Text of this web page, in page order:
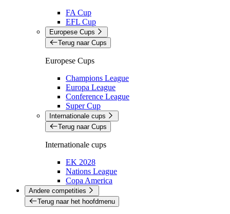
FA Cup
EFL Cup
Europese Cups
Terug naar Cups
Europese Cups
Champions League
Europa League
Conference League
Super Cup
Internationale cups
Terug naar Cups
Internationale cups
EK 2028
Nations League
Copa America
Andere competities
Terug naar het hoofdmenu